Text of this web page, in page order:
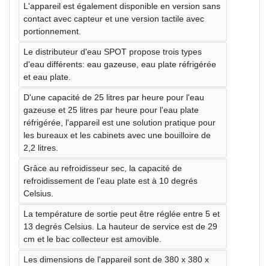
L'appareil est également disponible en version sans
contact avec capteur et une version tactile avec
portionnement.
Le distributeur d'eau SPOT propose trois types
d'eau différents: eau gazeuse, eau plate réfrigérée
et eau plate.
D'une capacité de 25 litres par heure pour l'eau
gazeuse et 25 litres par heure pour l'eau plate
réfrigérée, l'appareil est une solution pratique pour
les bureaux et les cabinets avec une bouilloire de
2,2 litres.
Grâce au refroidisseur sec, la capacité de
refroidissement de l'eau plate est à 10 degrés
Celsius.
La température de sortie peut être réglée entre 5 et
13 degrés Celsius. La hauteur de service est de 29
cm et le bac collecteur est amovible.
Les dimensions de l'appareil sont de 380 x 380 x